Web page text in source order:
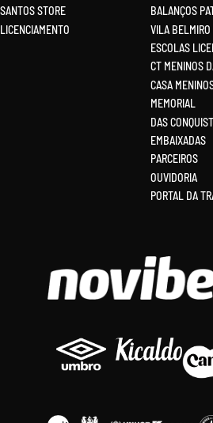
SANTOS STORE
LICENCIAMENTO
BALANÇOS
VILA BELMIRO
ESCOLAS
CT MENINOS
CASA
MEMORIAL
DAS
EMBAIXADAS
PARCEIROS
OUVIDORIA
PORTAL DA